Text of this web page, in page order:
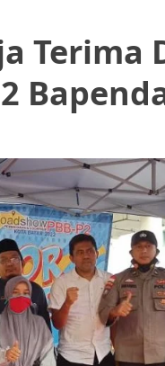
Terima